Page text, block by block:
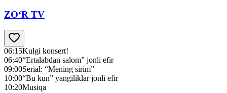
ZO‘R TV
06:15Kulgi konsert!
06:40“Ertalabdan salom” jonli efir
09:00Serial: “Mening sirim”
10:00“Bu kun” yangiliklar jonli efir
10:20Musiqa